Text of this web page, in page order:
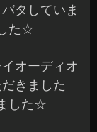
タしていま
た☆
オーディオ
きました
した☆